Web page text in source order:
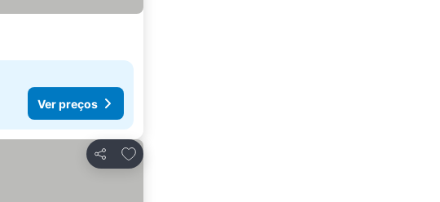
Ver preços
Partilhar
Adicionar aos favoritos